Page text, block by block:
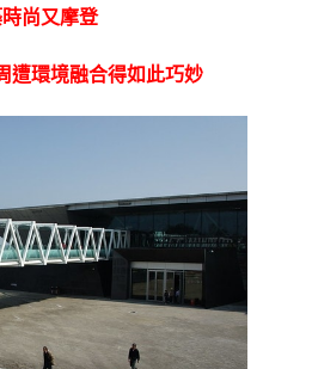
尚又摩登
遭環境融合得如此巧妙